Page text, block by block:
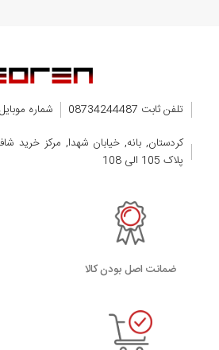
تلفن ثابت 08734244487
شماره موبایل:
کردستان, بانه, خیابان شهدا, مرکز خرید
پلاک 105 الی 108
ضمانت اصل بودن کالا